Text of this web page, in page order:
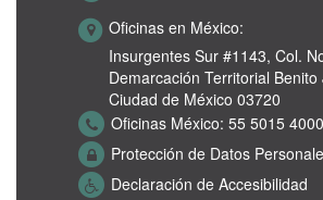
Oficinas en México:
Insurgentes Sur #1143, Col.
Demarcación Territorial Benito
Ciudad de México 03720
Oficinas México: 55 5015 4000
Protección de Datos
Declaración de Accesibilidad